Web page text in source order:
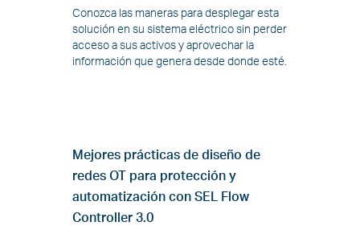
Conozca las maneras para desplegar esta
solución en su sistema eléctrico sin perder
acceso a sus activos y aprovechar la
información que genera desde donde esté.
Mejores prácticas de diseño de
redes OT para protección y
automatización con SEL Flow
Controller 3.0